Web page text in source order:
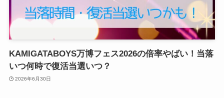
KAMIGATABOYS万博フェス2026の倍率やばい！当落
いつ何時で復活当選いつ？
2026年6月30日